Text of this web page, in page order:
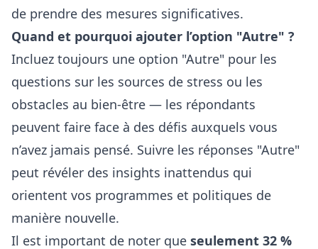
de prendre des mesures significatives.
Quand et pourquoi ajouter l’option "Autre" ?
Incluez toujours une option "Autre" pour les
questions sur les sources de stress ou les
obstacles au bien-être — les répondants
peuvent faire face à des défis auxquels vous
n’avez jamais pensé. Suivre les réponses "Autre"
peut révéler des insights inattendus qui
orientent vos programmes et politiques de
manière nouvelle.
Il est important de noter que seulement 32 %